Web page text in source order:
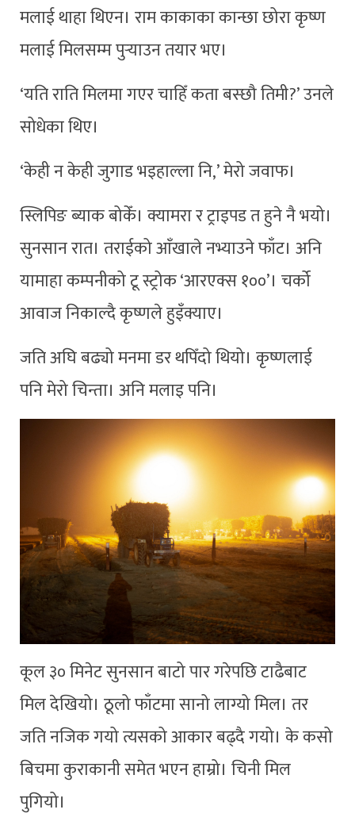
मलाई थाहा थिएन। राम काकाका कान्छा छोरा कृष्ण
मलाई मिलसम्म पुर्‍याउन तयार भए।
‘यति राति मिलमा गएर चाहिँ कता बस्छौ तिमी?’ उनले
सोधेका थिए।
‘केही न केही जुगाड भइहाल्ला नि,’ मेरो जवाफ।
स्लिपिङ ब्याक बोकेँ। क्यामरा र ट्राइपड त हुने नै भयो।
सुनसान रात। तराईको आँखाले नभ्याउने फाँट। अनि
यामाहा कम्पनीको टू स्ट्रोक ‘आरएक्स १००’। चर्को
आवाज निकाल्दै कृष्णले हुइँक्याए।
जति अघि बढ्यो मनमा डर थपिँदो थियो। कृष्णलाई
पनि मेरो चिन्ता। अनि मलाइ पनि।
कूल ३० मिनेट सुनसान बाटो पार गरेपछि टाढैबाट
मिल देखियो। ठूलो फाँटमा सानो लाग्यो मिल। तर
जति नजिक गयो त्यसको आकार बढ्दै गयो। के कसो
बिचमा कुराकानी समेत भएन हाम्रो। चिनी मिल
पुगियो।